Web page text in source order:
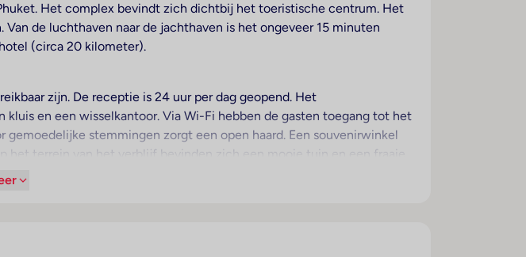
Het complex bevindt zich dichtbij het toeristische centrum. Het
de luchthaven naar de jachthaven is het ongeveer 15 minuten
(circa 20 kilometer).
zijn. De receptie is 24 uur per dag geopend. Het
en een wisselkantoor. Via Wi-Fi hebben de gasten toegang tot het
stemmingen zorgt een open haard. Een souvenirwinkel
terrein van het verblijf bevinden zich een mooie tuin en een fraaie
Desgewenst beschikken de reizigers over parkeerplaatsen